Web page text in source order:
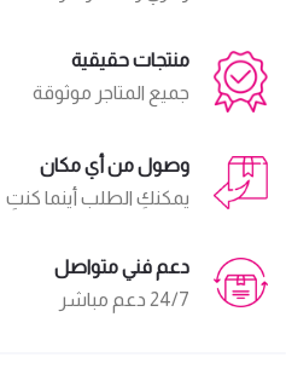
منتجات حقيقية
جميع المتاجر موثوقة
وصول من أي مكان
يمكنكِ الطلب أينما كنتِ
دعم فني متواصل
24/7 دعم مباشر